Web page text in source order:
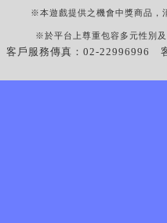
※本遊戲提供之機會中獎商品，
※於平台上尊重包容多元性別
客戶服務傳真：02-22996996